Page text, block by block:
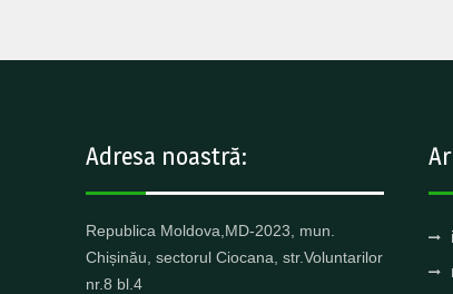
Adresa noastră:
Republica Moldova,MD-2023, mun.
Chișinău, sectorul Ciocana, str.Voluntarilor
nr.8 bl.4